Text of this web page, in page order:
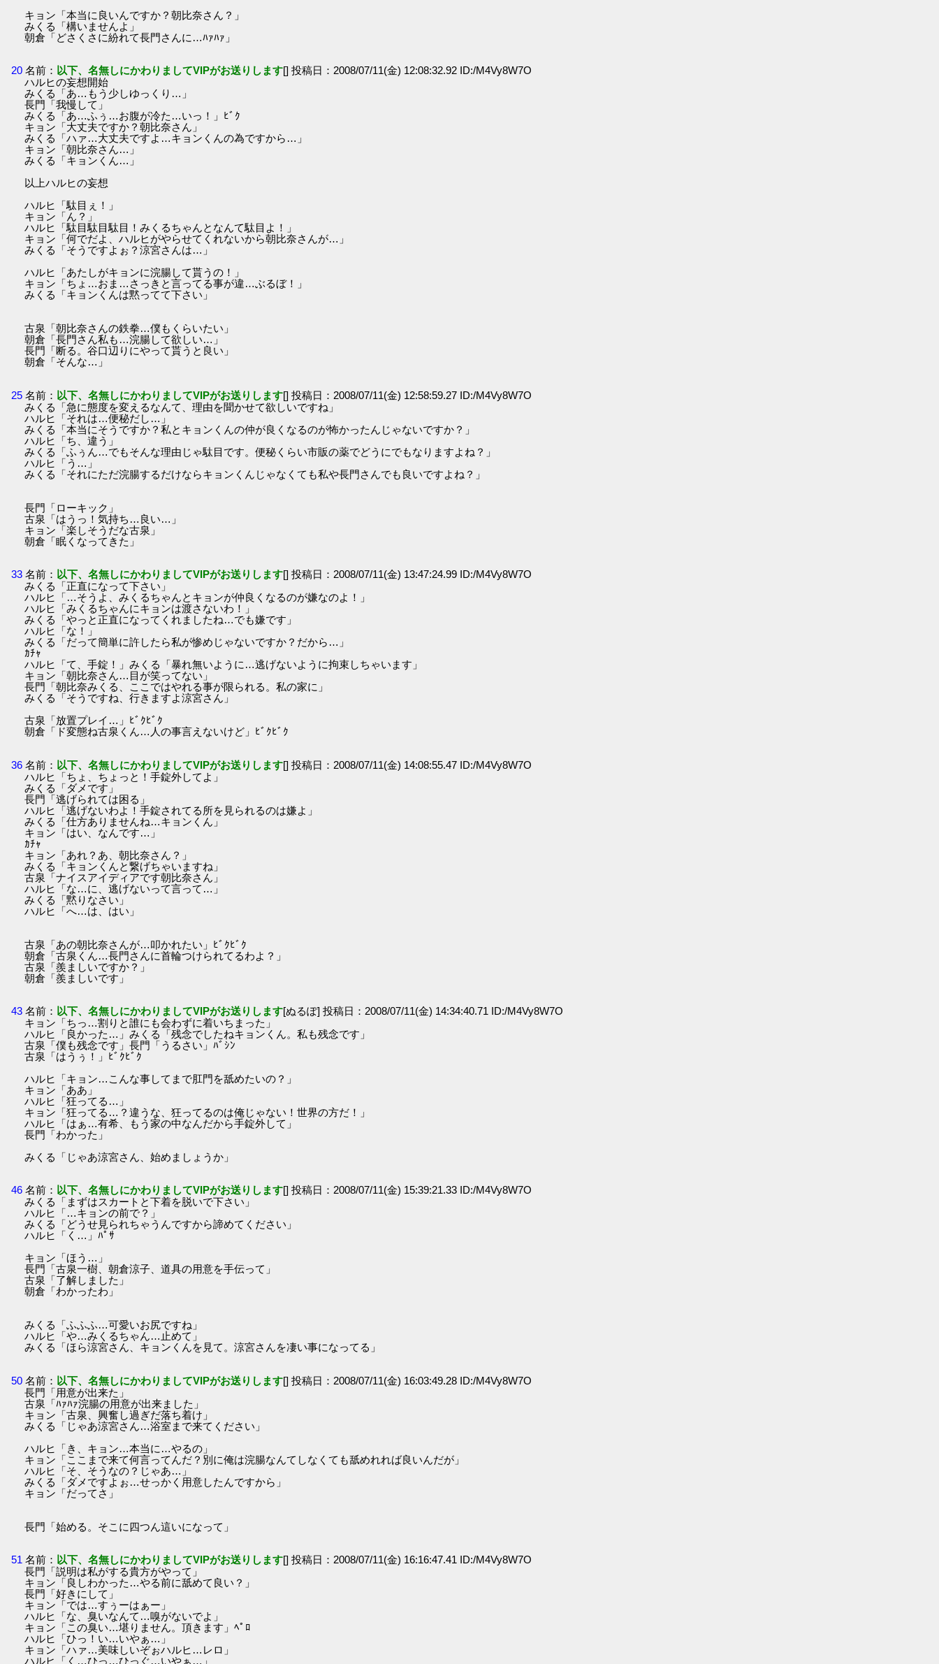
キョン「本当に良いんですか？朝比奈さん？」
みくる「構いませんよ」
朝倉「どさくさに紛れて長門さんに…ﾊｧﾊｧ」
20 名前： 以下、名無しにかわりましてVIPがお送りします[] 投稿日：2008/07/11(金) 12:08:32.92 ID:/M4Vy8W7O
ハルヒの妄想開始
みくる「あ…もう少しゆっくり…」
長門「我慢して」
みくる「あ…ふぅ…お腹が冷た…いっ！」ﾋﾞｸ
キョン「大丈夫ですか？朝比奈さん」
みくる「ハァ…大丈夫ですよ…キョンくんの為ですから…」
キョン「朝比奈さん…」
みくる「キョンくん…」
以上ハルヒの妄想
ハルヒ「駄目ぇ！」
キョン「ん？」
ハルヒ「駄目駄目駄目！みくるちゃんとなんて駄目よ！」
キョン「何でだよ、ハルヒがやらせてくれないから朝比奈さんが…」
みくる「そうですよぉ？涼宮さんは…」
ハルヒ「あたしがキョンに浣腸して貰うの！」
キョン「ちょ…おま…さっきと言ってる事が違…ぶるぼ！」
みくる「キョンくんは黙ってて下さい」
古泉「朝比奈さんの鉄拳…僕もくらいたい」
朝倉「長門さん私も…浣腸して欲しい…」
長門「断る。谷口辺りにやって貰うと良い」
朝倉「そんな…」
25 名前： 以下、名無しにかわりましてVIPがお送りします[] 投稿日：2008/07/11(金) 12:58:59.27 ID:/M4Vy8W7O
みくる「急に態度を変えるなんて、理由を聞かせて欲しいですね」
ハルヒ「それは…便秘だし…」
みくる「本当にそうですか？私とキョンくんの仲が良くなるのが怖かったんじゃないですか？」
ハルヒ「ち、違う」
みくる「ふぅん…でもそんな理由じゃ駄目です。便秘くらい市販の薬でどうにでもなりますよね？」
ハルヒ「う…」
みくる「それにただ浣腸するだけならキョンくんじゃなくても私や長門さんでも良いですよね？」
長門「ローキック」
古泉「はうっ！気持ち…良い…」
キョン「楽しそうだな古泉」
朝倉「眠くなってきた」
33 名前： 以下、名無しにかわりましてVIPがお送りします[] 投稿日：2008/07/11(金) 13:47:24.99 ID:/M4Vy8W7O
みくる「正直になって下さい」
ハルヒ「…そうよ、みくるちゃんとキョンが仲良くなるのが嫌なのよ！」
ハルヒ「みくるちゃんにキョンは渡さないわ！」
みくる「やっと正直になってくれましたね…でも嫌です」
ハルヒ「な！」
みくる「だって簡単に許したら私が惨めじゃないですか？だから…」
ｶﾁｬ
ハルヒ「て、手錠！」みくる「暴れ無いように…逃げないように拘束しちゃいます」
キョン「朝比奈さん…目が笑ってない」
長門「朝比奈みくる、ここではやれる事が限られる。私の家に」
みくる「そうですね、行きますよ涼宮さん」
古泉「放置プレイ…」ﾋﾞｸﾋﾞｸ
朝倉「ド変態ね古泉くん…人の事言えないけど」ﾋﾞｸﾋﾞｸ
36 名前： 以下、名無しにかわりましてVIPがお送りします[] 投稿日：2008/07/11(金) 14:08:55.47 ID:/M4Vy8W7O
ハルヒ「ちょ、ちょっと！手錠外してよ」
みくる「ダメです」
長門「逃げられては困る」
ハルヒ「逃げないわよ！手錠されてる所を見られるのは嫌よ」
みくる「仕方ありませんね…キョンくん」
キョン「はい、なんです…」
ｶﾁｬ
キョン「あれ？あ、朝比奈さん？」
みくる「キョンくんと繋げちゃいますね」
古泉「ナイスアイディアです朝比奈さん」
ハルヒ「な…に、逃げないって言って…」
みくる「黙りなさい」
ハルヒ「へ…は、はい」
古泉「あの朝比奈さんが…叩かれたい」ﾋﾞｸﾋﾞｸ
朝倉「古泉くん…長門さんに首輪つけられてるわよ？」
古泉「羨ましいですか？」
朝倉「羨ましいです」
43 名前： 以下、名無しにかわりましてVIPがお送りします[ぬるぽ] 投稿日：2008/07/11(金) 14:34:40.71 ID:/M4Vy8W7O
キョン「ちっ…割りと誰にも会わずに着いちまった」
ハルヒ「良かった…」みくる「残念でしたねキョンくん。私も残念です」
古泉「僕も残念です」長門「うるさい」ﾊﾞｼﾝ
古泉「はうぅ！」ﾋﾞｸﾋﾞｸ
ハルヒ「キョン…こんな事してまで肛門を舐めたいの？」
キョン「ああ」
ハルヒ「狂ってる…」
キョン「狂ってる…？違うな、狂ってるのは俺じゃない！世界の方だ！」
ハルヒ「はぁ…有希、もう家の中なんだから手錠外して」
長門「わかった」
みくる「じゃあ涼宮さん、始めましょうか」
46 名前： 以下、名無しにかわりましてVIPがお送りします[] 投稿日：2008/07/11(金) 15:39:21.33 ID:/M4Vy8W7O
みくる「まずはスカートと下着を脱いで下さい」
ハルヒ「…キョンの前で？」
みくる「どうせ見られちゃうんですから諦めてください」
ハルヒ「く…」ﾊﾟｻ
キョン「ほう…」
長門「古泉一樹、朝倉涼子、道具の用意を手伝って」
古泉「了解しました」
朝倉「わかったわ」
みくる「ふふふ…可愛いお尻ですね」
ハルヒ「や…みくるちゃん…止めて」
みくる「ほら涼宮さん、キョンくんを見て。涼宮さんを凄い事になってる」
50 名前： 以下、名無しにかわりましてVIPがお送りします[] 投稿日：2008/07/11(金) 16:03:49.28 ID:/M4Vy8W7O
長門「用意が出来た」
古泉「ﾊｧﾊｧ浣腸の用意が出来ました」
キョン「古泉、興奮し過ぎだ落ち着け」
みくる「じゃあ涼宮さん…浴室まで来てください」
ハルヒ「き、キョン…本当に…やるの」
キョン「ここまで来て何言ってんだ？別に俺は浣腸なんてしなくても舐めれれば良いんだが」
ハルヒ「そ、そうなの？じゃあ…」
みくる「ダメですよぉ…せっかく用意したんですから」
キョン「だってさ」
長門「始める。そこに四つん這いになって」
51 名前： 以下、名無しにかわりましてVIPがお送りします[] 投稿日：2008/07/11(金) 16:16:47.41 ID:/M4Vy8W7O
長門「説明は私がする貴方がやって」
キョン「良しわかった…やる前に舐めて良い？」
長門「好きにして」
キョン「では…すぅーはぁー」
ハルヒ「な、臭いなんて…嗅がないでよ」
キョン「この臭い…堪りません。頂きます」ﾍﾟﾛ
ハルヒ「ひっ！い…いやぁ…」
キョン「ハァ…美味しいぞぉハルヒ…レロ」
ハルヒ「く…ひっ…ひっぐ…いやぁ…」